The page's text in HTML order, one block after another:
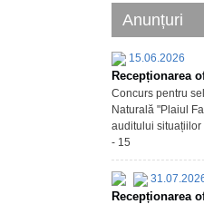
Anunțuri
15.06.2026
Recepționarea
Concurs pentru
Naturală "Plaiul
auditului situațiilor
- 15
Recepționarea